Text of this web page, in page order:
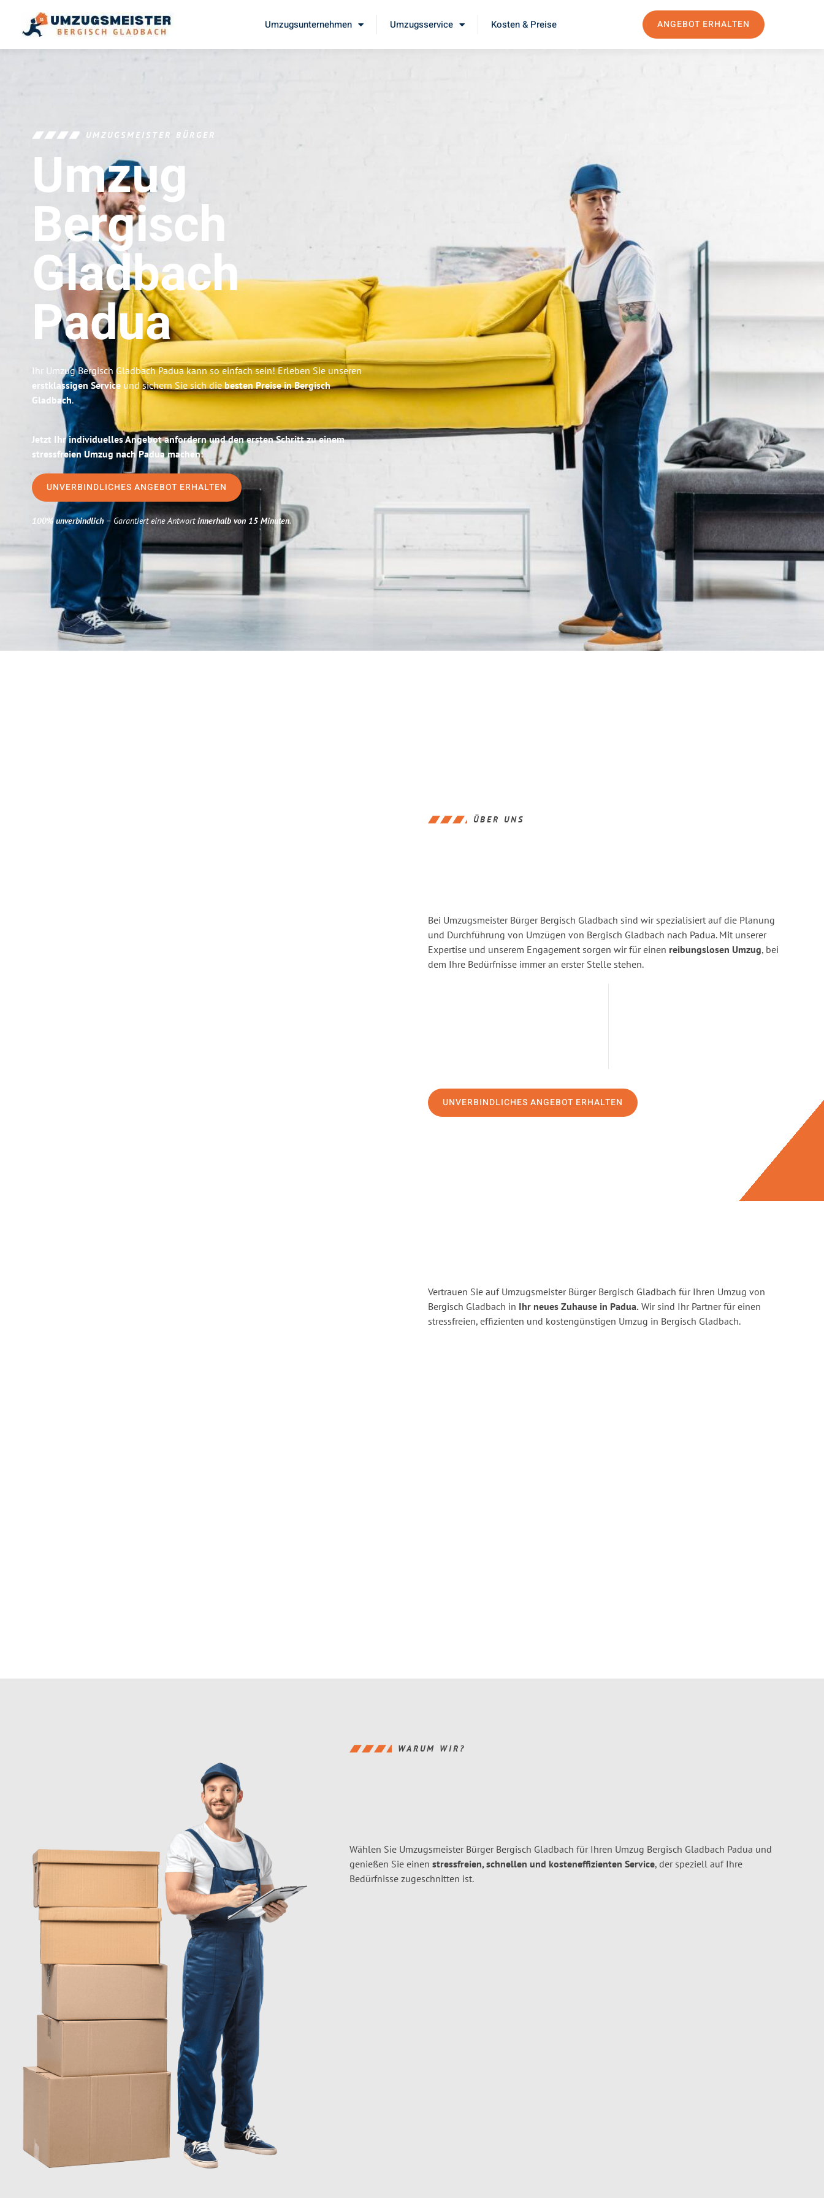
Umzugsunternehmen Umzugsservice Kosten & Preise ANGEBOT ERHALTEN
UMZUGSMEISTER BÜRGER
Umzug
Bergisch
Gladbach
Padua
Ihr Umzug Bergisch Gladbach Padua kann so einfach sein! Erleben Sie unseren
erstklassigen Service und sichern Sie sich diebesten Preise in Bergisch
Gladbach.
Jetzt Ihr individuelles Angebot anfordern und den ersten Schritt zu einem
stressfreien Umzug nach Padua machen:
UNVERBINDLICHES ANGEBOT ERHALTEN
100% unverbindlich– Garantiert eine Antwortinnerhalb von 15 Minuten.
ÜBER UNS
Bei Umzugsmeister Bürger Bergisch Gladbach sind wir spezialisiert auf die Planung
und Durchführung von Umzügen von Bergisch Gladbach nach Padua. Mit unserer
Expertise und unserem Engagement sorgen wir für einen reibungslosen Umzug, bei
dem Ihre Bedürfnisse immer an erster Stelle stehen.
UNVERBINDLICHES ANGEBOT ERHALTEN
Vertrauen Sie auf Umzugsmeister Bürger Bergisch Gladbach für Ihren Umzug von
Bergisch Gladbach in Ihr neues Zuhause in Padua. Wir sind Ihr Partner für einen
stressfreien, effizienten und kostengünstigen Umzug in Bergisch Gladbach.
WARUM WIR?
Wählen Sie Umzugsmeister Bürger Bergisch Gladbach für Ihren Umzug Bergisch Gladbach Padua und
genießen Sie einen stressfreien, schnellen und kosteneffizienten Service, der speziell auf Ihre
Bedürfnisse zugeschnitten ist.